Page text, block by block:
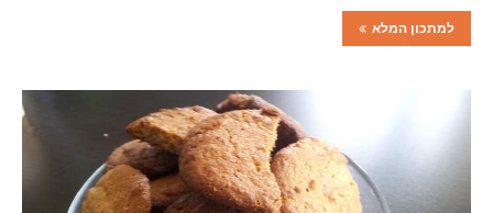
למתכון המלא